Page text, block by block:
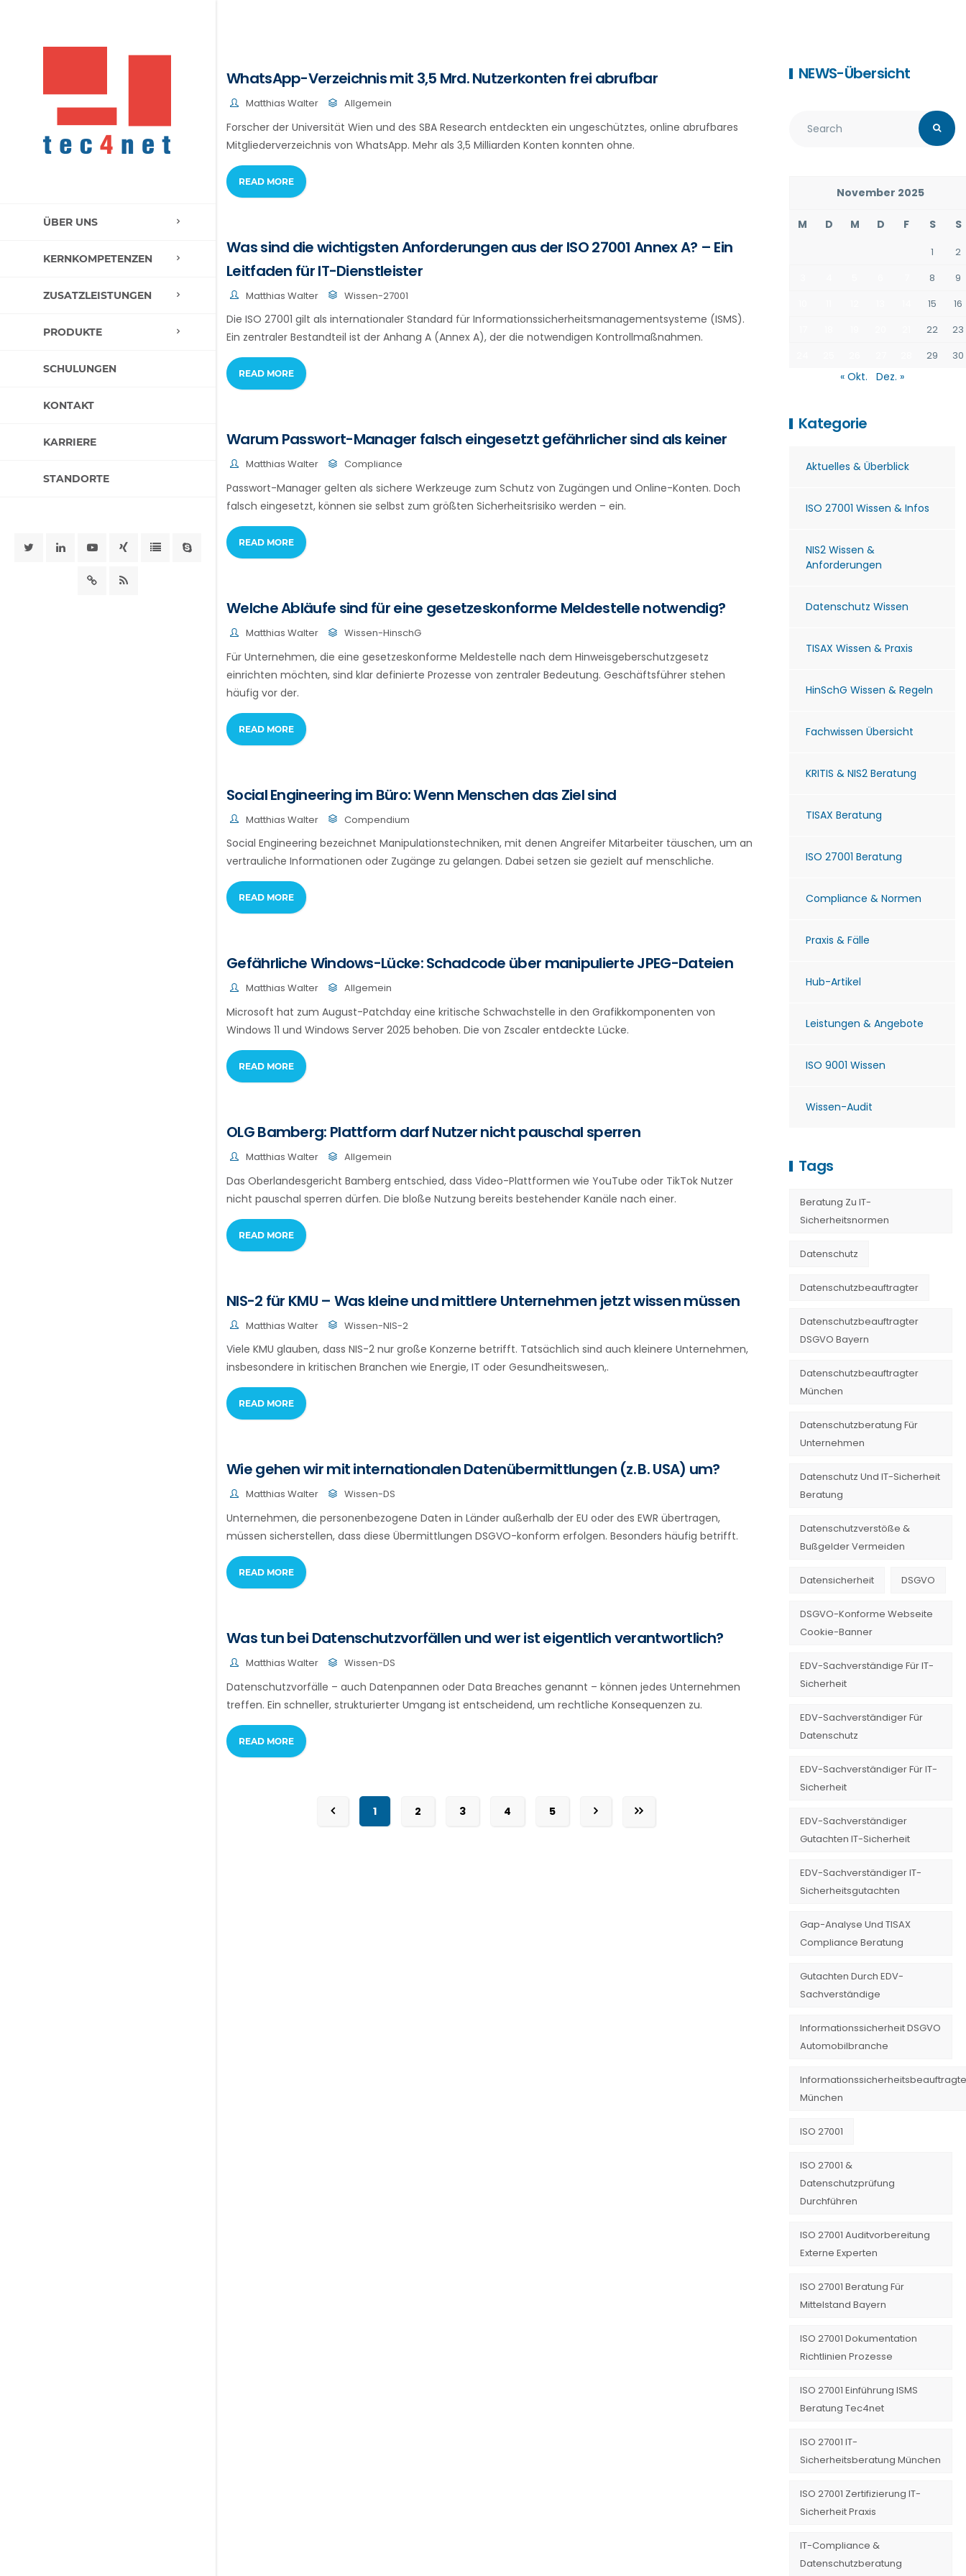
ÜBER UNS
KERNKOMPETENZEN
ZUSATZLEISTUNGEN
PRODUKTE
SCHULUNGEN
KONTAKT
KARRIERE
STANDORTE
WhatsApp-Verzeichnis mit 3,5 Mrd. Nutzerkonten frei abrufbar
Matthias Walter Allgemein
Forscher der Universität Wien und des SBA Research entdeckten ein ungeschütztes, online abrufbares
Mitgliederverzeichnis von WhatsApp. Mehr als 3,5 Milliarden Konten konnten ohne.
READ MORE
Was sind die wichtigsten Anforderungen aus der ISO 27001 Annex A? – Ein
Leitfaden für IT-Dienstleister
Matthias Walter Wissen-27001
Die ISO 27001 gilt als internationaler Standard für Informationssicherheitsmanagementsysteme (ISMS).
Ein zentraler Bestandteil ist der Anhang A (Annex A), der die notwendigen Kontrollmaßnahmen.
READ MORE
Warum Passwort-Manager falsch eingesetzt gefährlicher sind als keiner
Matthias Walter Compliance
Passwort-Manager gelten als sichere Werkzeuge zum Schutz von Zugängen und Online-Konten. Doch
falsch eingesetzt, können sie selbst zum größten Sicherheitsrisiko werden – ein.
READ MORE
Welche Abläufe sind für eine gesetzeskonforme Meldestelle notwendig?
Matthias Walter Wissen-HinschG
Für Unternehmen, die eine gesetzeskonforme Meldestelle nach dem Hinweisgeberschutzgesetz
einrichten möchten, sind klar definierte Prozesse von zentraler Bedeutung. Geschäftsführer stehen
häufig vor der.
READ MORE
Social Engineering im Büro: Wenn Menschen das Ziel sind
Matthias Walter Compendium
Social Engineering bezeichnet Manipulationstechniken, mit denen Angreifer Mitarbeiter täuschen, um an
vertrauliche Informationen oder Zugänge zu gelangen. Dabei setzen sie gezielt auf menschliche.
READ MORE
Gefährliche Windows-Lücke: Schadcode über manipulierte JPEG-Dateien
Matthias Walter Allgemein
Microsoft hat zum August-Patchday eine kritische Schwachstelle in den Grafikkomponenten von
Windows 11 und Windows Server 2025 behoben. Die von Zscaler entdeckte Lücke.
READ MORE
OLG Bamberg: Plattform darf Nutzer nicht pauschal sperren
Matthias Walter Allgemein
Das Oberlandesgericht Bamberg entschied, dass Video-Plattformen wie YouTube oder TikTok Nutzer
nicht pauschal sperren dürfen. Die bloße Nutzung bereits bestehender Kanäle nach einer.
READ MORE
NIS-2 für KMU – Was kleine und mittlere Unternehmen jetzt wissen müssen
Matthias Walter Wissen-NIS-2
Viele KMU glauben, dass NIS-2 nur große Konzerne betrifft. Tatsächlich sind auch kleinere Unternehmen,
insbesondere in kritischen Branchen wie Energie, IT oder Gesundheitswesen,.
READ MORE
Wie gehen wir mit internationalen Datenübermittlungen (z. B. USA) um?
Matthias Walter Wissen-DS
Unternehmen, die personenbezogene Daten in Länder außerhalb der EU oder des EWR übertragen,
müssen sicherstellen, dass diese Übermittlungen DSGVO-konform erfolgen. Besonders häufig betrifft.
READ MORE
Was tun bei Datenschutzvorfällen und wer ist eigentlich verantwortlich?
Matthias Walter Wissen-DS
Datenschutzvorfälle – auch Datenpannen oder Data Breaches genannt – können jedes Unternehmen
treffen. Ein schneller, strukturierter Umgang ist entscheidend, um rechtliche Konsequenzen zu.
READ MORE
1 2 3 4 5
NEWS-Übersicht
November 2025
M D M D F S S
1
2
8
9
15
16
22
23
29 30
« Okt. Dez. »
Kategorie
Aktuelles & Überblick
ISO 27001 Wissen & Infos
NIS2 Wissen &
Anforderungen
Datenschutz Wissen
TISAX Wissen & Praxis
HinSchG Wissen & Regeln
Fachwissen Übersicht
KRITIS & NIS2 Beratung
TISAX Beratung
ISO 27001 Beratung
Compliance & Normen
Praxis & Fälle
Hub-Artikel
Leistungen & Angebote
ISO 9001 Wissen
Wissen-Audit
Tags
Beratung Zu IT-
Sicherheitsnormen
Datenschutz
Datenschutzbeauftragter
Datenschutzbeauftragter
DSGVO Bayern
Datenschutzbeauftragter
München
Datenschutzberatung Für
Unternehmen
Datenschutz Und IT-Sicherheit
Beratung
Datenschutzverstöße &
Bußgelder Vermeiden
Datensicherheit DSGVO
DSGVO-Konforme Webseite
Cookie-Banner
EDV-Sachverständige Für IT-
Sicherheit
EDV-Sachverständiger Für
Datenschutz
EDV-Sachverständiger Für IT-
Sicherheit
EDV-Sachverständiger
Gutachten IT-Sicherheit
EDV-Sachverständiger IT-
Sicherheitsgutachten
Gap-Analyse Und TISAX
Compliance Beratung
Gutachten Durch EDV-
Sachverständige
Informationssicherheit DSGVO
Automobilbranche
München
ISO 27001
ISO 27001 &
Datenschutzprüfung
Durchführen
ISO 27001 Auditvorbereitung
Externe Experten
ISO 27001 Beratung Für
Mittelstand Bayern
ISO 27001 Dokumentation
Richtlinien Prozesse
ISO 27001 Einführung ISMS
Beratung Tec4net
ISO 27001 IT-
Sicherheitsberatung München
ISO 27001 Zertifizierung IT-
Sicherheit Praxis
IT-Compliance &
Datenschutzberatung